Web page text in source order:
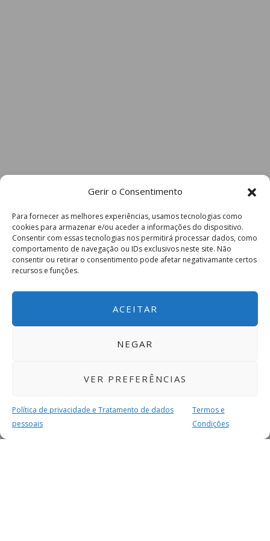
Gerir o Consentimento
Para fornecer as melhores experiências, usamos tecnologias como
cookies para armazenar e/ou aceder a informações do dispositivo.
Consentir com essas tecnologias nos permitirá processar dados, como
comportamento de navegação ou IDs exclusivos neste site. Não
consentir ou retirar o consentimento pode afetar negativamante certos
recursos e funções.
ACEITAR
NEGAR
VER PREFERÊNCIAS
Política de privacidade e Tratamento de dados
pessoais
Termos e
Condições